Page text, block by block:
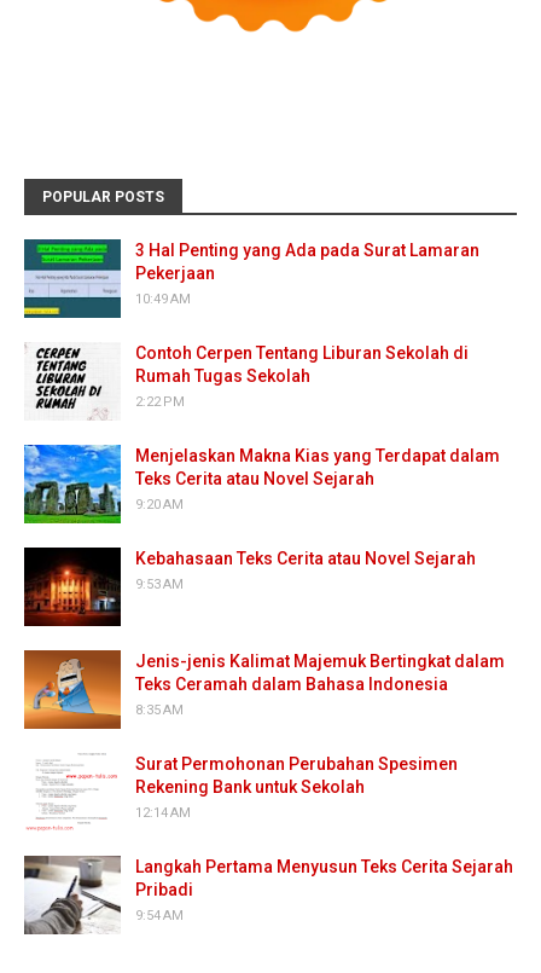
POPULAR POSTS
3 Hal Penting yang Ada pada Surat Lamaran
Pekerjaan
10:49 AM
Contoh Cerpen Tentang Liburan Sekolah di
Rumah Tugas Sekolah
2:22 PM
Menjelaskan Makna Kias yang Terdapat dalam
Teks Cerita atau Novel Sejarah
9:20 AM
Kebahasaan Teks Cerita atau Novel Sejarah
9:53 AM
Jenis-jenis Kalimat Majemuk Bertingkat dalam
Teks Ceramah dalam Bahasa Indonesia
8:35 AM
Surat Permohonan Perubahan Spesimen
Rekening Bank untuk Sekolah
12:14 AM
Langkah Pertama Menyusun Teks Cerita Sejarah
Pribadi
9:54 AM